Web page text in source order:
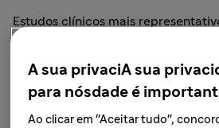
Estudos clínicos mais
Confiança”, por exemplo, mostrou
de grupos étnicos minorizados,
predominantemente compostos
A sua privaciA sua
para nósdade é
Ao clicar em "Aceitar tudo",